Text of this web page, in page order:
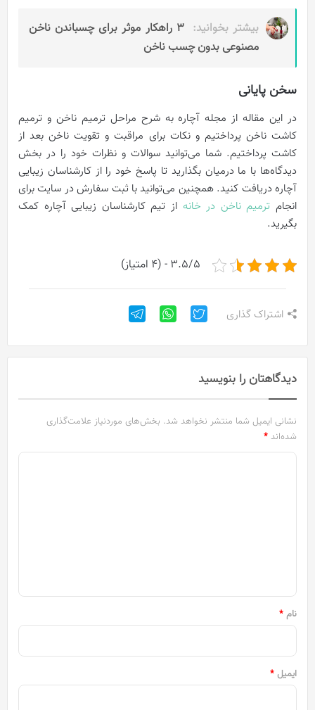
بیشتر بخوانید:
۳ راهکار موثر برای چسباندن ناخن
مصنوعی بدون چسب ناخن
سخن پایانی
در این مقاله از مجله آچاره به شرح مراحل ترمیم ناخن و ترمیم
کاشت ناخن پرداختیم و نکات برای مراقبت و تقویت ناخن بعد از
کاشت پرداختیم. شما می‌توانید سوالات و نظرات خود را در بخش
دیدگاه‌ها با ما درمیان بگذارید تا پاسخ خود را از کارشناسان زیبایی
آچاره دریافت کنید. همچنین می‌توانید با ثبت سفارش در سایت برای
انجام ترمیم ناخن در خانه از تیم کارشناسان زیبایی آچاره کمک
بگیرید.
3.5/5 - (4 امتیاز)
اشتراک گذاری
دیدگاهتان را بنویسید
نشانی ایمیل شما منتشر نخواهد شد. بخش‌های موردنیاز علامت‌گذاری
شده‌اند *
نام *
ایمیل *